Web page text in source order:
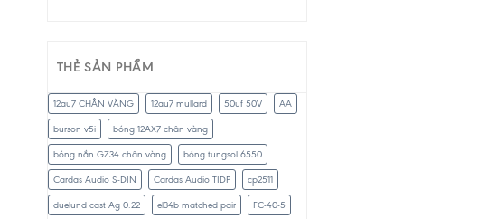
THẺ SẢN PHẨM
12au7 CHÂN VÀNG 12au7 mullard 50uf 50V AA
burson v5i bóng 12AX7 chân vàng
bóng nắn GZ34 chân vàng bóng tungsol 6550
Cardas Audio S-DIN Cardas Audio TIDP cp2511
duelund cast Ag 0.22 el34b matched pair FC-40-5